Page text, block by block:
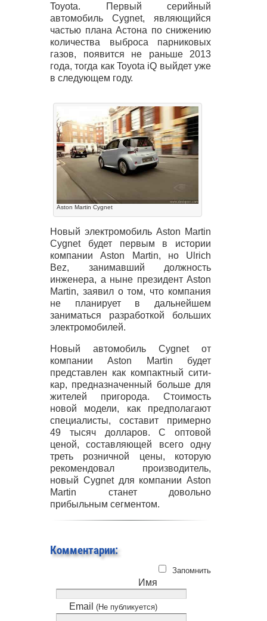
Toyota. Первый серийный
автомобиль Cygnet, являющийся
частью плана Астона по снижению
количества выброса парниковых
газов, появится не раньше 2013
года, тогда как Toyota iQ выйдет уже
в следующем году.
Aston Martin Cygnet
Новый электромобиль Aston Martin
Cygnet будет первым в истории
компании Aston Martin, но Ulrich
Bez, занимавший должность
инженера, а ныне президент Aston
Martin, заявил о том, что компания
не планирует в дальнейшем
заниматься разработкой больших
электромобилей.
Новый автомобиль Cygnet от
компании Aston Martin будет
представлен как компактный сити-
кар, предназначенный больше для
жителей пригорода. Стоимость
новой модели, как предполагают
специалисты, составит примерно
49 тысяч долларов. С оптовой
ценой, составляющей всего одну
треть розничной цены, которую
рекомендовал производитель,
новый Cygnet для компании Aston
Martin станет довольно
прибыльным сегментом.
Комментарии:
Запомнить
Имя
Email (Не публикуется)